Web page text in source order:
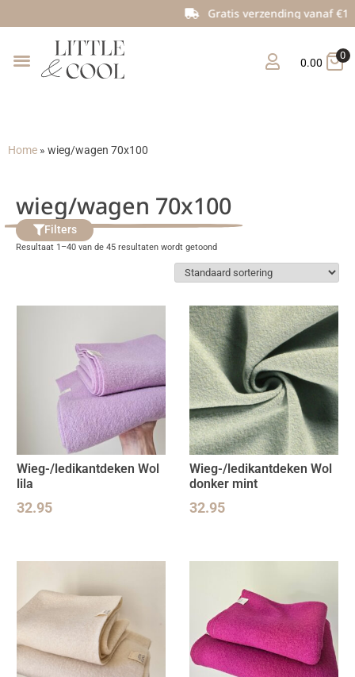
Gratis verzending vanaf €150
0.00
0
Home » wieg/wagen 70x100
wieg/wagen 70x100
Filters
Resultaat 1–40 van de 45 resultaten wordt getoond
Wieg-/ledikantdeken Wol
lila
32.95
Wieg-/ledikantdeken Wol
donker mint
32.95